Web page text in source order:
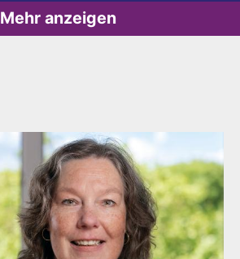
Mehr anzeigen